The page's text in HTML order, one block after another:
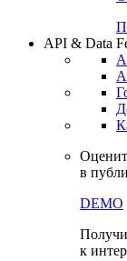
API & Data
в
DEMO
к